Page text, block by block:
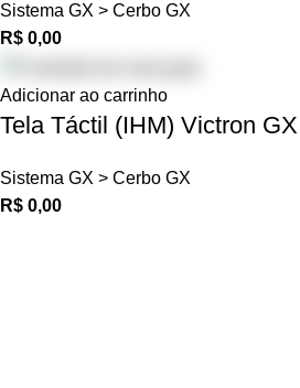
Sistema GX > Cerbo GX
R$ 0,00
Adicionar ao carrinho
Tela Táctil (IHM) Victron
Sistema GX > Cerbo GX
R$ 0,00